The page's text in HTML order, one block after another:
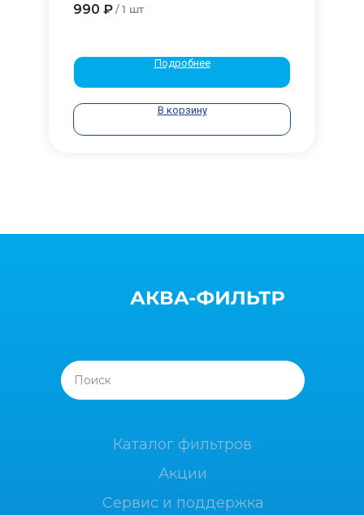
990 ₽ / 1 шт
Подробнее
В корзину
Поиск
Каталог фильтров
Акции
Сервис и поддержка